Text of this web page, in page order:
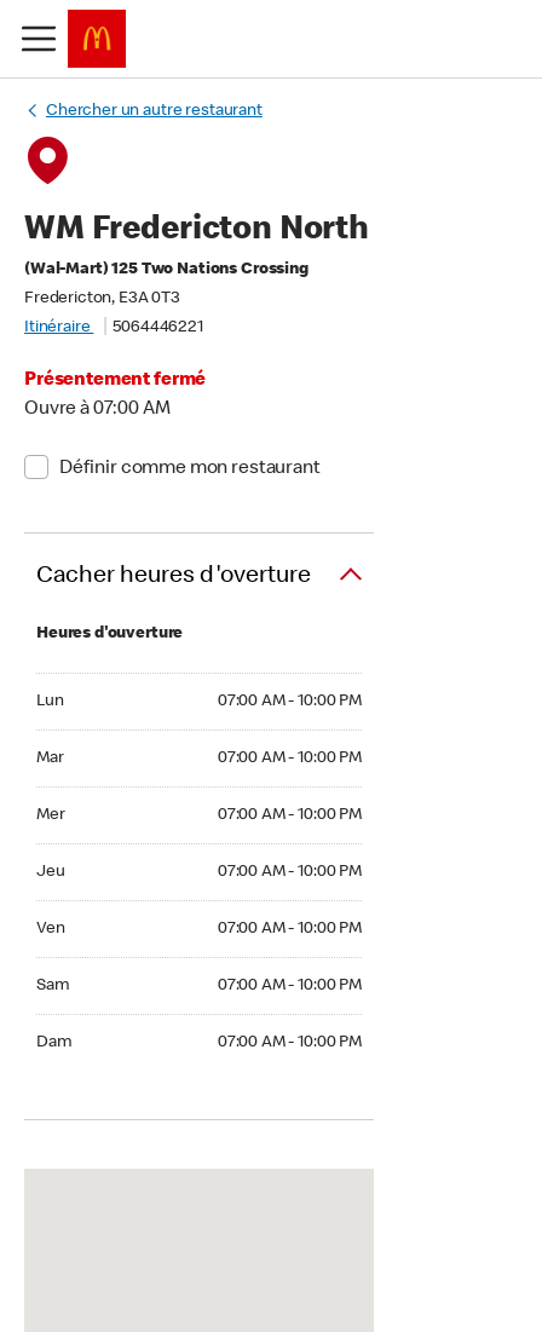
Chercher un autre restaurant
WM Fredericton North
(Wal-Mart) 125 Two Nations Crossing
Fredericton, E3A 0T3
Itinéraire
5064446221
Présentement fermé
Ouvre à 07:00 AM
Définir comme mon restaurant
Cacher heures d'overture
Heures d'ouverture
Lun 07:00 AM - 10:00 PM
Mar 07:00 AM - 10:00 PM
Mer 07:00 AM - 10:00 PM
Jeu 07:00 AM - 10:00 PM
Ven 07:00 AM - 10:00 PM
Sam 07:00 AM - 10:00 PM
Dam 07:00 AM - 10:00 PM